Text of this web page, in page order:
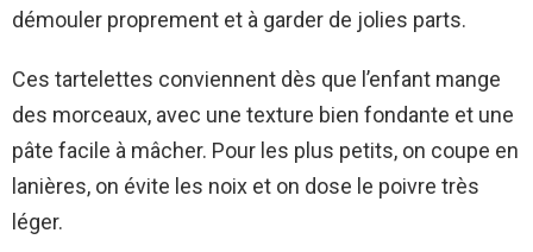
démouler proprement et à garder de jolies parts.
Ces tartelettes conviennent dès que l’enfant mange
des morceaux, avec une texture bien fondante et une
pâte facile à mâcher. Pour les plus petits, on coupe en
lanières, on évite les noix et on dose le poivre très
léger.